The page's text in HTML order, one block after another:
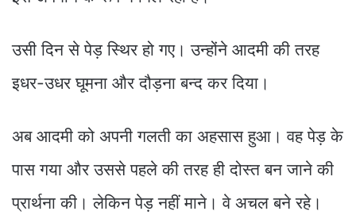
उसी दिन से पेड़ स्थिर हो गए। उन्होंने आदमी की तरह
इधर-उधर घूमना और दौड़ना बन्द कर दिया।
अब आदमी को अपनी गलती का अहसास हुआ। वह पेड़ के
पास गया और उससे पहले की तरह ही दोस्त बन जाने की
प्रार्थना की। लेकिन पेड़ नहीं माने। वे अचल बने रहे।